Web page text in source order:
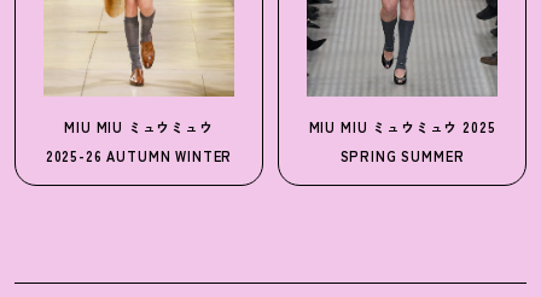
MIU MIU ミュウミュウ
2025-26 AUTUMN WINTER
MIU MIU ミュウミュウ 2025
SPRING SUMMER